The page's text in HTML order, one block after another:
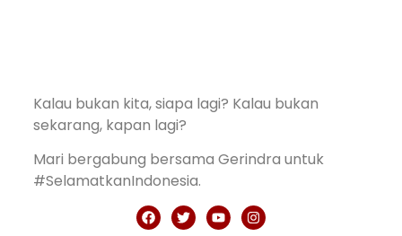
Kalau bukan kita, siapa lagi? Kalau bukan
sekarang, kapan lagi?
Mari bergabung bersama Gerindra untuk
#SelamatkanIndonesia.